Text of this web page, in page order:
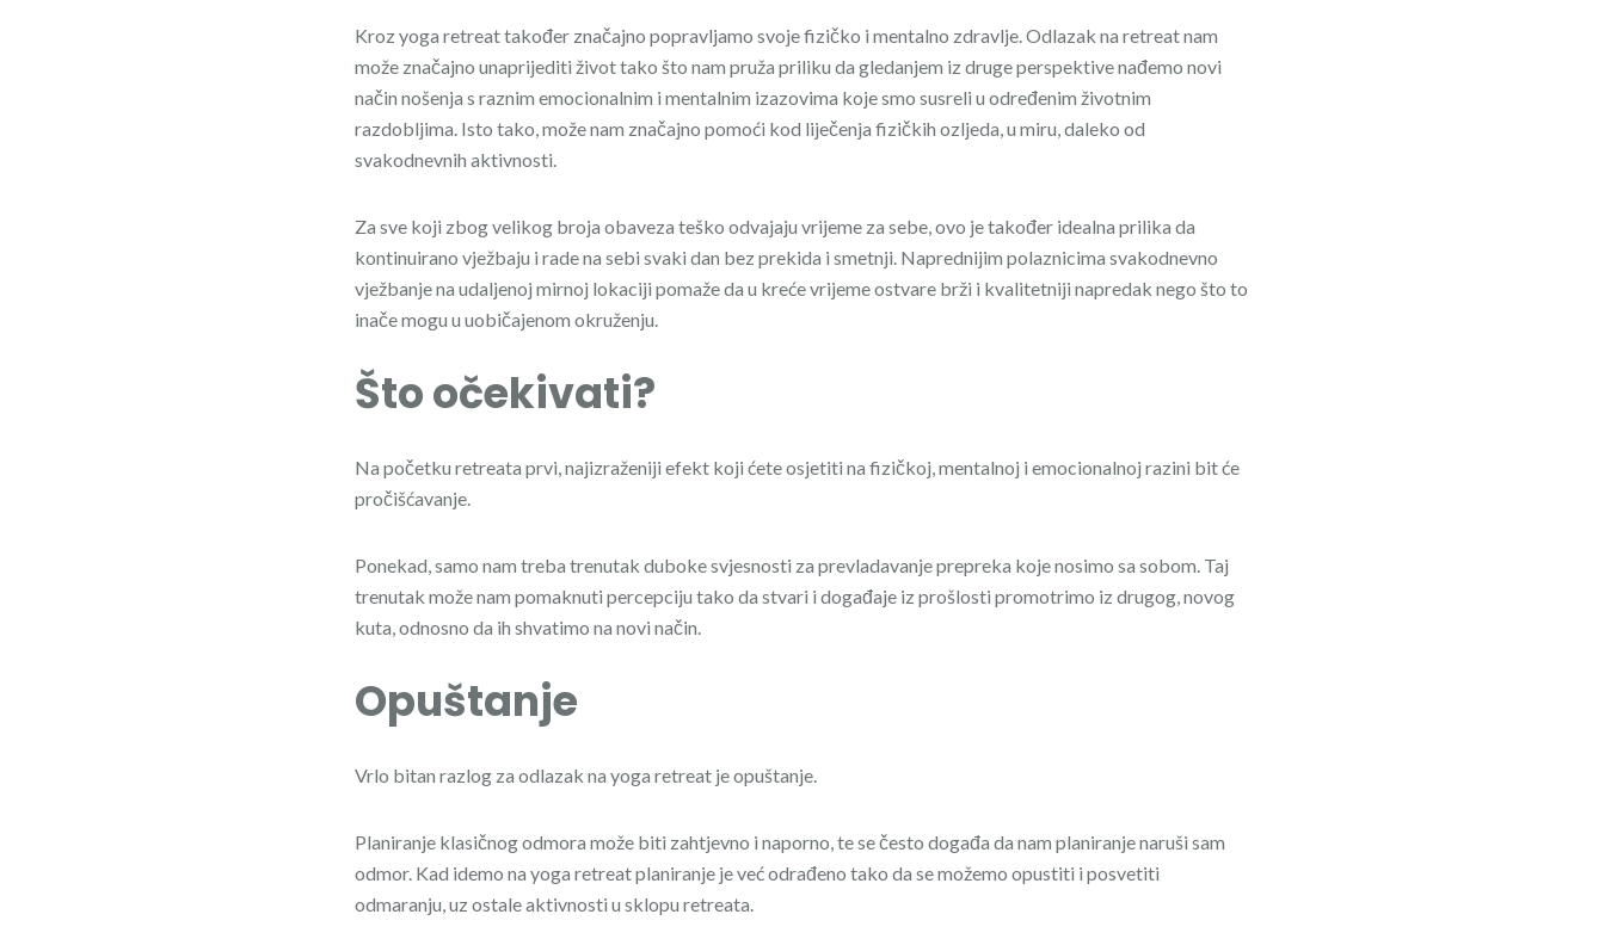
Kroz yoga retreat također značajno popravljamo svoje fizičko i mentalno zdravlje. Odlazak na retreat nam
može značajno unaprijediti život tako što nam pruža priliku da gledanjem iz druge perspektive nađemo novi
način nošenja s raznim emocionalnim i mentalnim izazovima koje smo susreli u određenim životnim
razdobljima. Isto tako, može nam značajno pomoći kod liječenja fizičkih ozljeda, u miru, daleko od
svakodnevnih aktivnosti.
Za sve koji zbog velikog broja obaveza teško odvajaju vrijeme za sebe, ovo je također idealna prilika da
kontinuirano vježbaju i rade na sebi svaki dan bez prekida i smetnji. Naprednijim polaznicima svakodnevno
vježbanje na udaljenoj mirnoj lokaciji pomaže da u kreće vrijeme ostvare brži i kvalitetniji napredak nego što to
inače mogu u uobičajenom okruženju.
Što očekivati?
Na početku retreata prvi, najizraženiji efekt koji ćete osjetiti na fizičkoj, mentalnoj i emocionalnoj razini bit će
pročišćavanje.
Ponekad, samo nam treba trenutak duboke svjesnosti za prevladavanje prepreka koje nosimo sa sobom. Taj
trenutak može nam pomaknuti percepciju tako da stvari i događaje iz prošlosti promotrimo iz drugog, novog
kuta, odnosno da ih shvatimo na novi način.
Opuštanje
Vrlo bitan razlog za odlazak na yoga retreat je opuštanje.
Planiranje klasičnog odmora može biti zahtjevno i naporno, te se često događa da nam planiranje naruši sam
odmor. Kad idemo na yoga retreat planiranje je već odrađeno tako da se možemo opustiti i posvetiti
odmaranju, uz ostale aktivnosti u sklopu retreata.